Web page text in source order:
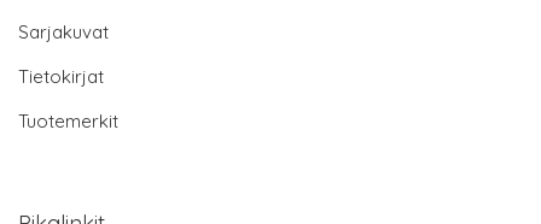
Sarjakuvat
Tietokirjat
Tuotemerkit